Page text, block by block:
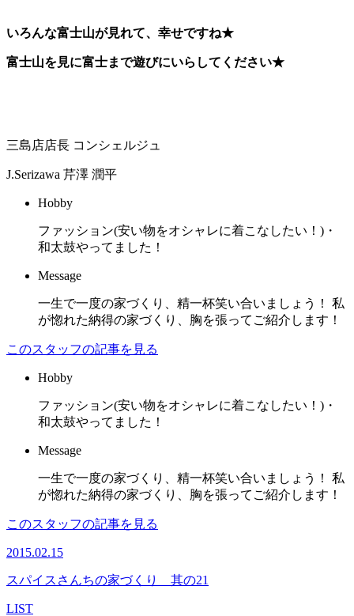
いろんな富士山が見れて、幸せですね★
富士山を見に富士まで遊びにいらしてください★
三島店店長 コンシェルジュ
J.Serizawa 芹澤 潤平
Hobby
ファッション(安い物をオシャレに着こなしたい！)・
和太鼓やってました！
Message
一生で一度の家づくり、精一杯笑い合いましょう！ 私
が惚れた納得の家づくり、胸を張ってご紹介します！
このスタッフの記事を見る
Hobby
ファッション(安い物をオシャレに着こなしたい！)・
和太鼓やってました！
Message
一生で一度の家づくり、精一杯笑い合いましょう！ 私
が惚れた納得の家づくり、胸を張ってご紹介します！
このスタッフの記事を見る
2015.02.15
スパイスさんちの家づくり 其の21
LIST